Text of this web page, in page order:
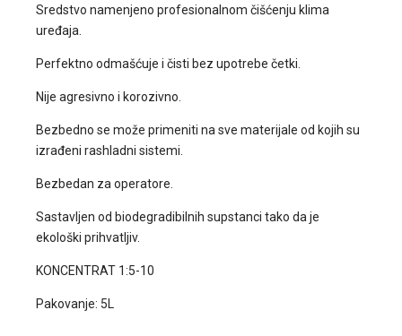
Sredstvo namenjeno profesionalnom čišćenju klima
uređaja.
Perfektno odmašćuje i čisti bez upotrebe četki.
Nije agresivno i korozivno.
Bezbedno se može primeniti na sve materijale od kojih su
izrađeni rashladni sistemi.
Bezbedan za operatore.
Sastavljen od biodegradibilnih supstanci tako da je
ekološki prihvatljiv.
KONCENTRAT 1:5-10
Pakovanje: 5L